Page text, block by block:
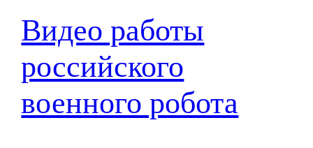
Видео работы
российского
военного робота